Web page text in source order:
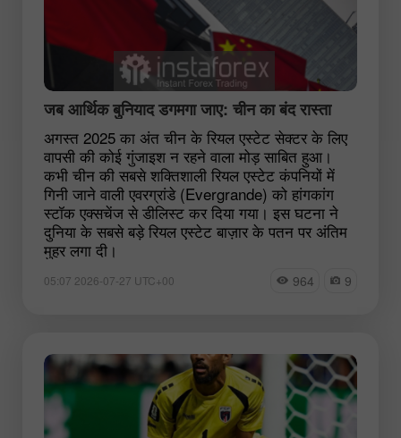
जब आर्थिक बुनियाद डगमगा जाए: चीन का बंद रास्ता
अगस्त 2025 का अंत चीन के रियल एस्टेट सेक्टर के लिए
वापसी की कोई गुंजाइश न रहने वाला मोड़ साबित हुआ।
कभी चीन की सबसे शक्तिशाली रियल एस्टेट कंपनियों में
गिनी जाने वाली एवरग्रांडे (Evergrande) को हांगकांग
स्टॉक एक्सचेंज से डीलिस्ट कर दिया गया। इस घटना ने
दुनिया के सबसे बड़े रियल एस्टेट बाज़ार के पतन पर अंतिम
मुहर लगा दी।
05:07 2026-07-27 UTC+00 964 9